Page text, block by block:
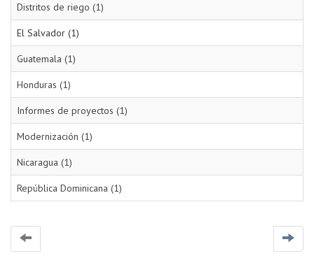
Distritos de riego (1)
El Salvador (1)
Guatemala (1)
Honduras (1)
Informes de proyectos (1)
Modernización (1)
Nicaragua (1)
República Dominicana (1)